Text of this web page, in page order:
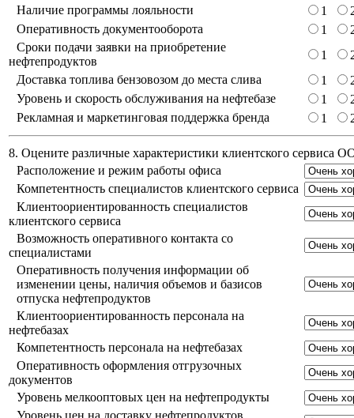
Наличие программы лояльности
1
Оперативность документооборота
1
Сроки подачи заявки на приобретение
нефтепродуктов
1
Доставка топлива бензовозом до места слива
1
Уровень и скорость обслуживания на нефтебазе
1
Рекламная и маркетинговая поддержка бренда
1
8. Оцените различные характеристики клиентского сервиса
Расположение и режим работы офиса
Компетентность специалистов клиентского сервиса
Клиентоориентированность специалистов
клиентского сервиса
Возможность оперативного контакта со
специалистами
Оперативность получения информации об
изменении цены, наличия объемов и базисов
отпуска нефтепродуктов
Клиентоориентированность персонала на
нефтебазах
Компетентность персонала на нефтебазах
Оперативность оформления отгрузочных
документов
Уровень мелкооптовых цен на нефтепродукты
Уровень цен на доставку нефтепродуктов